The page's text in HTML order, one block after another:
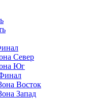
Север
Юг
Восток
Запад